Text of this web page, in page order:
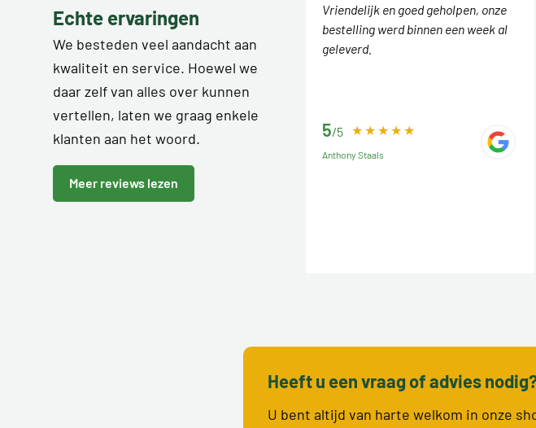
Echte ervaringen
We besteden veel aandacht aan
kwaliteit en service. Hoewel we
daar zelf van alles over kunnen
vertellen, laten we graag enkele
klanten aan het woord.
Meer reviews lezen
Vriendelijk en goed geholpen, onze
bestelling werd binnen een week al
geleverd.
5/5
Anthony Staals
Heeft u een vraag of advies
U bent altijd van harte welkom in onze